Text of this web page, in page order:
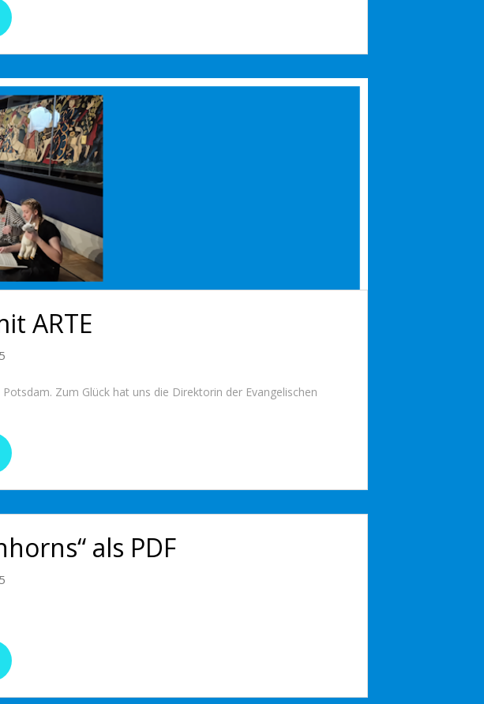
ARTE
Zum Glück hat uns die Direktorin der Evangelischen
als PDF